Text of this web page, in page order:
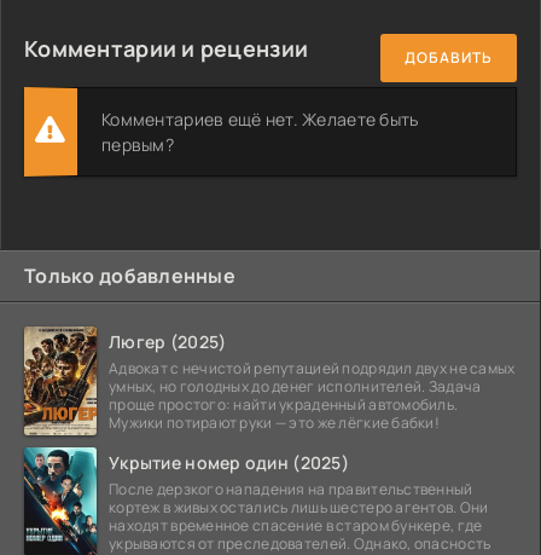
Комментарии и рецензии ДОБАВИТЬ
Комментариев ещё нет. Желаете быть
первым?
Только добавленные
Люгер (2025)
Адвокат с нечистой репутацией подрядил двух не самых
умных, но голодных до денег исполнителей. Задача
проще простого: найти украденный автомобиль.
Мужики потирают руки — это же лёгкие бабки!
Укрытие номер один (2025)
После дерзкого нападения на правительственный
кортеж в живых остались лишь шестеро агентов. Они
находят временное спасение в старом бункере, где
укрываются от преследователей. Однако, опасность